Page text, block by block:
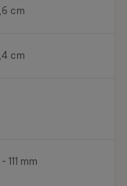
cm
cm
111 mm